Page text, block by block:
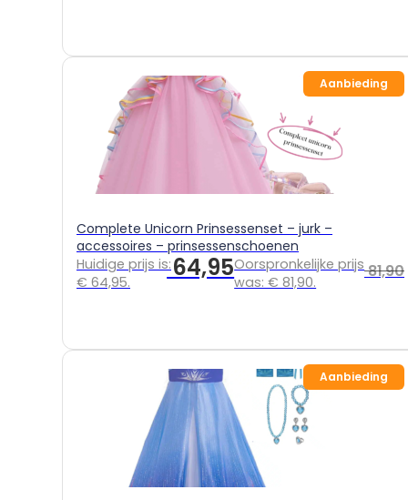
Complete Unicorn Prinsessenset – jurk –
accessoires – prinsessenschoenen
81,90
Oorspronkelijke prijs
was: € 81,90.
64,95
Huidige prijs is:
€ 64,95.
Aanbieding
Aanbieding